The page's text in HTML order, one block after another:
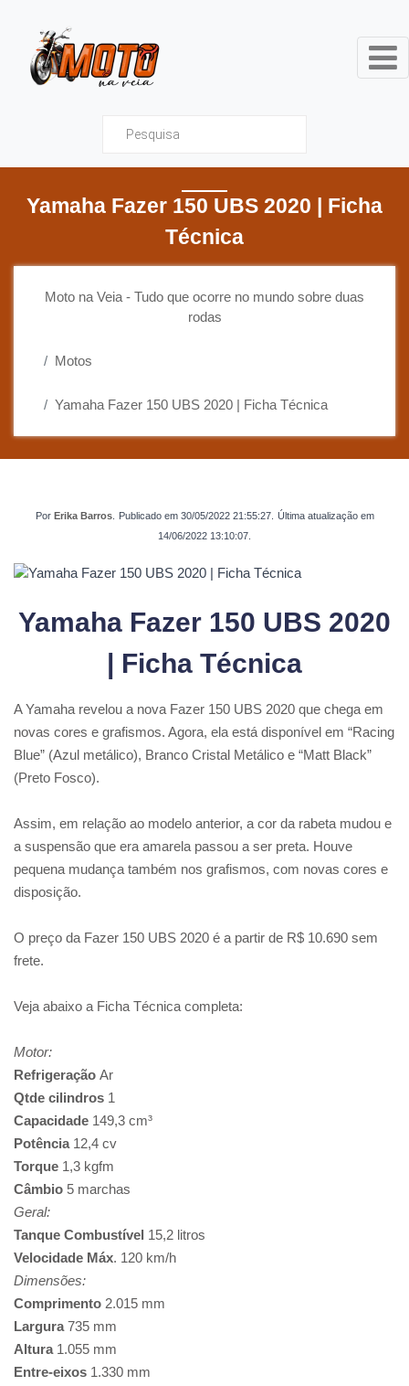
Moto na Veia - Tudo que
Yamaha Fazer 150 UBS 2020 | Ficha
Técnica
Moto na Veia - Tudo que ocorre no mundo sobre duas
rodas
Motos
Yamaha Fazer 150 UBS 2020 | Ficha Técnica
Por Erika Barros. Publicado em 30/05/2022 21:55:27. Última atualização em
14/06/2022 13:10:07
Yamaha Fazer 150 UBS 2020
| Ficha Técnica
A Yamaha revelou a nova Fazer 150 UBS 2020 que chega em
novas cores e grafismos. Agora, ela está disponível em “Racing
Blue” (Azul metálico), Branco Cristal Metálico e “Matt Black”
(Preto Fosco).
Assim, em relação ao modelo anterior, a cor da rabeta mudou e
a suspensão que era amarela passou a ser preta. Houve
pequena mudança também nos grafismos, com novas cores e
disposição.
O preço da Fazer 150 UBS 2020 é a partir de R$ 10.690 sem
frete.
Veja abaixo a Ficha Técnica completa:
Motor:
Refrigeração Ar
Qtde cilindros 1
Capacidade 149,3 cm³
Potência12,4 cv
Torque 1,3 kgfm
Câmbio 5 marchas
Geral:
Tanque Combustível 15,2 litros
Velocidade Máx. 120 km/h
Dimensões:
Comprimento 2.015 mm
Largura735 mm
Altura1.055 mm
Entre-eixos 1.330 mm